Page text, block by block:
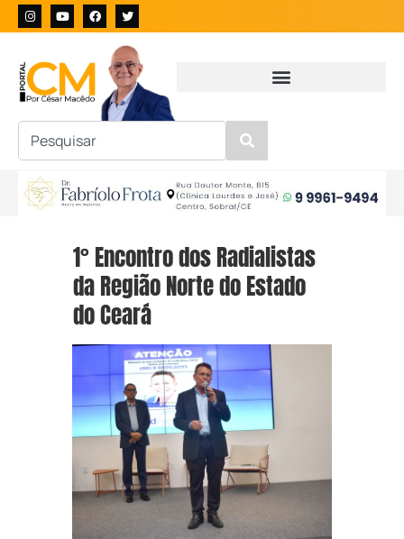
1° Encontro dos Radialistas
da Região Norte do Estado
do Ceará